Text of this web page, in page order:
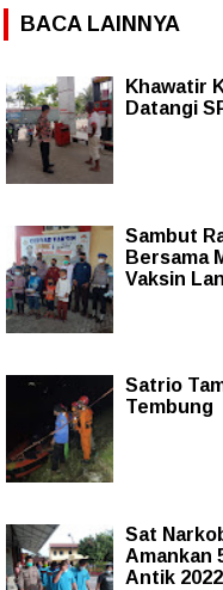
BACA LAINNYA
Khawatir
Datangi
Sambut
Bersama
Vaksin
Satrio
Tembung
Sat
Amankan
Antik 2022